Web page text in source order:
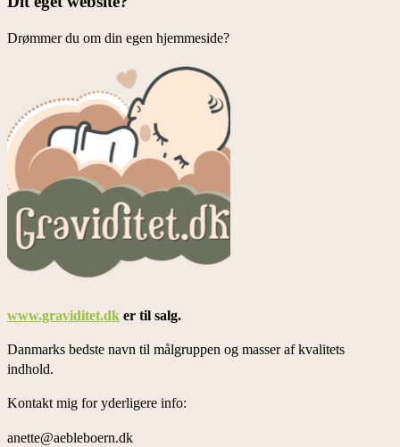
Drømmer du om din egen hjemmeside?
www.graviditet.dk er til salg.
Danmarks bedste navn til målgruppen og masser af kvalitets
indhold.
Kontakt mig for yderligere info:
anette@aebleboern.dk